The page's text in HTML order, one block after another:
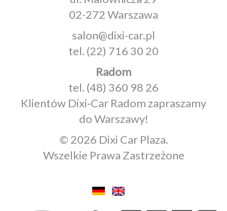
02-272 Warszawa
salon@dixi-car.pl
tel. (22) 716 30 20
Radom
tel. (48) 360 98 26
Klientów Dixi‑Car Radom zapraszamy
do Warszawy!
© 2026 Dixi Car Plaza.
Wszelkie Prawa Zastrzeżone